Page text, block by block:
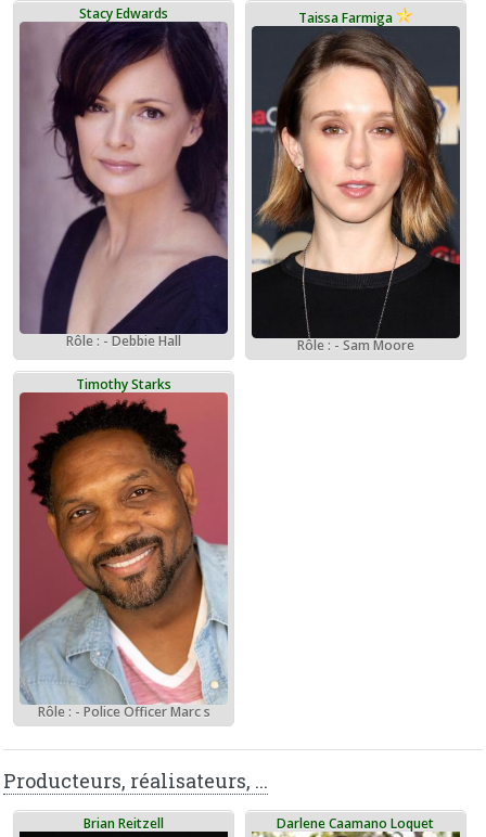
Stacy Edwards
Rôle : - Debbie Hall
Taissa Farmiga
Rôle : - Sam Moore
Timothy Starks
Rôle : - Police Officer Marc s
Producteurs, réalisateurs, ...
Brian Reitzell Darlene Caamano Loquet